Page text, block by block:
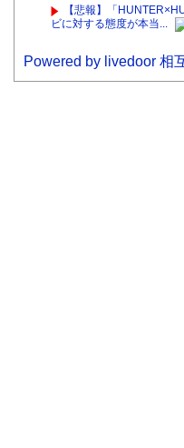
【悲報】「
ビに対する態度が本当...
Powered by livedoor 相